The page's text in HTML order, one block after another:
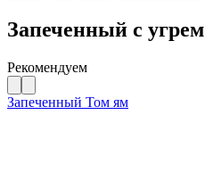
Запеченный с угрем
Рекомендуем
Запеченный Том ям